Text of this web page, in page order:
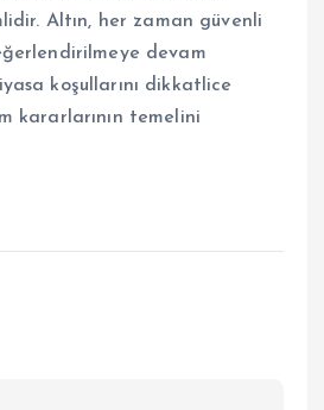
Altın, her zaman güvenli
devam
koşullarını dikkatlice
kararlarının temelini